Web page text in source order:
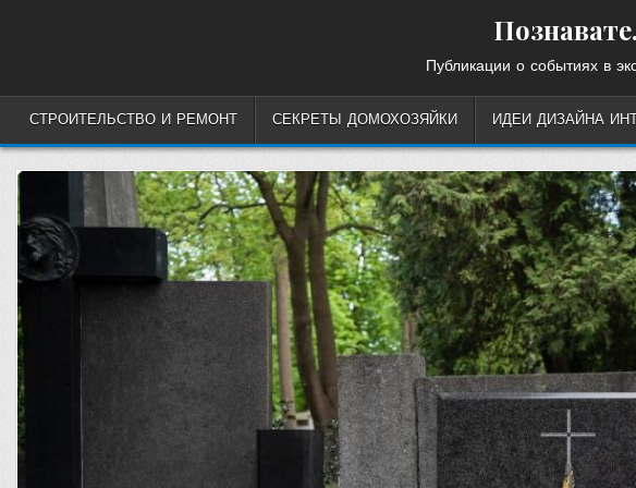
Публикации о событиях в
СТРОИТЕЛЬСТВО И РЕМОНТ СЕКРЕТЫ ДОМОХОЗЯЙКИ ИДЕИ ДИЗАЙНА